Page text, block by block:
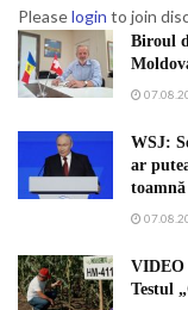
Pleaselogin to join
Biroul
WSJ:
ar
toamnă
VIDEO
Testul